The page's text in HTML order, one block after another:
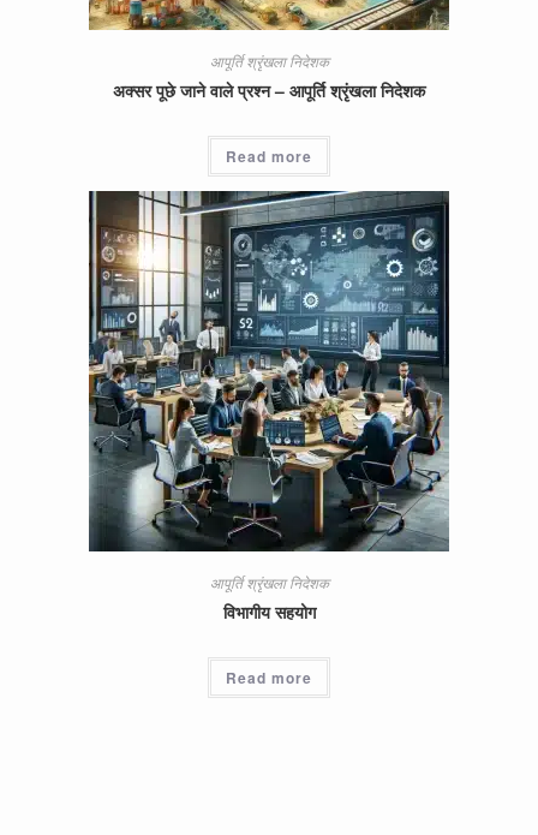
आपूर्ति श्रृंखला निदेशक
अक्सर पूछे जाने वाले प्रश्न – आपूर्ति श्रृंखला निदेशक
Read more
आपूर्ति श्रृंखला निदेशक
विभागीय सहयोग
Read more